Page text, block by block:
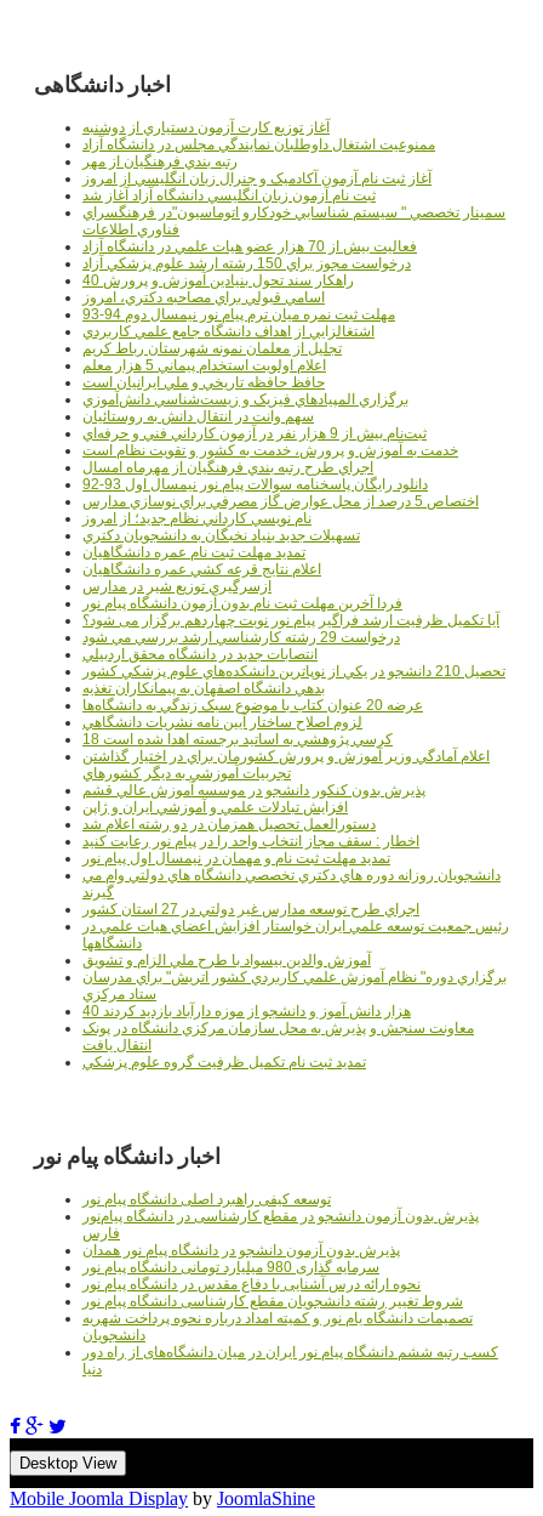
اخبار دانشگاهی
آغاز توزيع کارت آزمون دستياري از دوشنبه
ممنوعيت اشتغال داوطلبان نمايندگي مجلس در دانشگاه آزاد
رتبه بندي فرهنگيان از مهر
آغاز ثبت نام آزمون آکادميک و جنرال زبان انگليسي از امروز
ثبت نام آزمون زبان انگليسي دانشگاه آزاد آغاز شد
سمينار تخصصي " سيستم شناسايي خودکارو اتوماسيون"در فرهنگسراي
فناوري اطلاعات
فعاليت بيش از 70 هزار عضو هيات علمي در دانشگاه آزاد
درخواست مجوز براي 150 رشته ارشد علوم پزشکي آزاد
40 راهکار سند تحول بنيادين آموزش و پرورش
اسامي قبولي براي مصاحبه دکتري، امروز
مهلت ثبت نمره میان ترم پیام نور نیمسال دوم 94-93
اشتغالزايي از اهداف دانشگاه جامع علمي کاربردي
تجليل از معلمان نمونه شهرستان رباط کريم
اعلام اولويت استخدام پيماني 5 هزار معلم
حافظ حافظه تاريخي و ملي ايرانيان است
برگزاري المپيادهاي فيزيک و زيست‌شناسي دانش‌آموزي
سهم وانت در انتقال دانش به روستائيان
ثبت‌نام بيش از 9 هزار نفر در آزمون کارداني فني و حرفه‌اي
خدمت به آموزش و پرورش، خدمت به کشور و تقويت نظام است
اجراي طرح رتبه بندي فرهنگيان از مهرماه امسال
دانلود رایگان پاسخنامه سوالات پیام نور نیمسال اول 93-92
اختصاص 5 درصد از محل عوارض گاز مصرفي براي نوسازي مدارس
نام نويسي کارداني نظام جديد؛ از امروز
تسهيلات جديد بنياد نخبگان به دانشجويان دکتري
تمديد مهلت ثبت نام عمره دانشگاهيان
اعلام نتايج قرعه کشي عمره دانشگاهيان
ازسرگيري توزيع شير در مدارس
فردا آخرین مهلت ثبت نام بدون آزمون دانشگاه پیام نور
آیا تکمیل ظرفیت ارشد فراگیر پیام نور نوبت چهاردهم برگزار می شود؟
درخواست 29 رشته کارشناسي ارشد بررسي مي شود
انتصابات جديد در دانشگاه محقق اردبيلي
تحصيل 210 دانشجو در يکي از نوپاترين دانشکده‌هاي علوم پزشکي کشور
بدهي دانشگاه اصفهان به پيمانکاران تغذيه
عرضه 20 عنوان کتاب با موضوع سبک زندگي به دانشگاه‌ها
لزوم اصلاح ساختار آيين نامه نشريات دانشگاهي
18 کرسي پژوهشي به اساتيد برجسته اهدا شده است
اعلام آمادگي وزير آموزش و پرورش کشورمان براي در اختيار گذاشتن
تجربيات آموزشي به ديگر کشورهاي
پذيرش بدون کنکور دانشجو در موسسه آموزش عالي قشم
افزايش تبادلات علمي و آموزشي ايران و ژاپن
دستورالعمل تحصیل همزمان در دو رشته اعلام شد
اخطار : سقف مجاز انتخاب واحد را در پیام نور رعایت کنید
تمدید مهلت ثبت نام و مهمان در نیمسال اول پیام نور
دانشجويان روزانه دوره هاي دكتري تخصصي دانشگاه هاي دولتي وام مي
گيرند
اجراي طرح توسعه مدارس غير دولتي در 27 استان کشور
رئيس جمعيت توسعه علمي ايران خواستار افزايش اعضاي هيات علمي در
دانشگاهها
آموزش والدين بيسواد با طرح ملي الزام و تشويق
برگزاري دوره" نظام آموزش علمي كاربردي كشور اتريش" براي مدرسان
ستاد مرکزي
40 هزار دانش آموز و دانشجو از موزه دارآباد بازديد کردند
معاونت سنجش و پذيرش به محل سازمان مرکزي دانشگاه در پونک
انتقال يافت
تمديد ثبت نام تکميل ظرفيت گروه علوم پزشکي
اخبار دانشگاه پیام نور
توسعه کیفی راهبرد اصلی دانشگاه پیام نور
پذیرش بدون آزمون دانشجو در مقطع کارشناسی در دانشگاه پیام‌نور
فارس
پذیرش بدون آزمون دانشجو در دانشگاه پیام نور همدان
سرمایه گذاری 980 میلیارد تومانی دانشگاه پیام نور
نحوه ارائه درس آشنایی با دفاع مقدس در دانشگاه پیام نور
شروط تغییر رشته دانشجویان مقطع کارشناسی دانشگاه پیام نور
تصمیمات دانشگاه یام نور و کمیته امداد درباره نحوه پرداخت شهریه
دانشجویان
کسب رتبه ششم دانشگاه پیام نور ایران در میان دانشگاه‌های از راه دور
دنیا
Desktop View
Mobile Joomla Display by JoomlaShine